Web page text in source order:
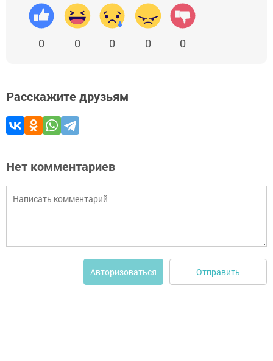
0 0 0 0 0
Расскажите друзьям
Нет комментариев
Авторизоваться Отправить